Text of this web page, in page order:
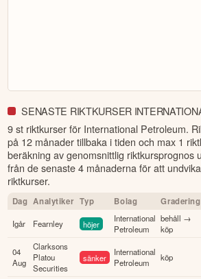
SENASTE RIKTKURSER
9 st riktkurser för International Petroleum.
på 12 månader tillbaka i tiden och max 1
beräkning av genomsnittlig riktkursprognos
från de senaste 4 månaderna för att
riktkurser.
Dag Analytiker Typ Bolag Gradering
Igår Fearnley höjer
International
Petroleum
behåll →
köp
04
Aug
Clarksons
Platou
Securities
sänker
International
Petroleum
köp